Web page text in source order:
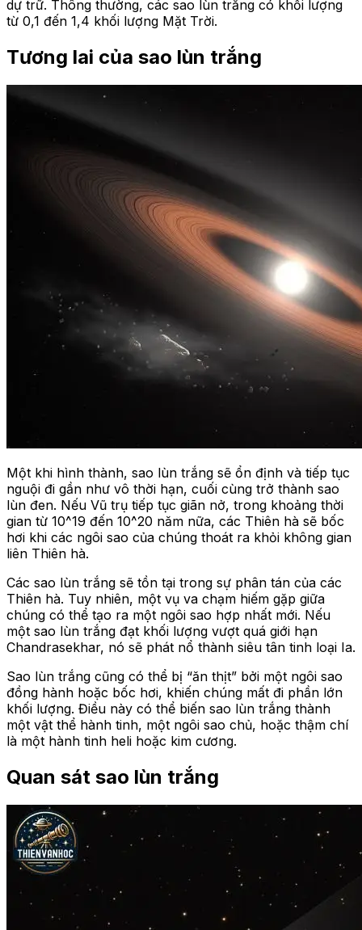
dự trữ. Thông thường, các sao lùn trắng có khối lượng
từ 0,1 đến 1,4 khối lượng Mặt Trời.
Tương lai của sao lùn trắng
Một khi hình thành, sao lùn trắng sẽ ổn định và tiếp tục
nguội đi gần như vô thời hạn, cuối cùng trở thành sao
lùn đen. Nếu Vũ trụ tiếp tục giãn nở, trong khoảng thời
gian từ 10^19 đến 10^20 năm nữa, các Thiên hà sẽ bốc
hơi khi các ngôi sao của chúng thoát ra khỏi không gian
liên Thiên hà.
Các sao lùn trắng sẽ tồn tại trong sự phân tán của các
Thiên hà. Tuy nhiên, một vụ va chạm hiếm gặp giữa
chúng có thể tạo ra một ngôi sao hợp nhất mới. Nếu
một sao lùn trắng đạt khối lượng vượt quá giới hạn
Chandrasekhar, nó sẽ phát nổ thành siêu tân tinh loại Ia.
Sao lùn trắng cũng có thể bị “ăn thịt” bởi một ngôi sao
đồng hành hoặc bốc hơi, khiến chúng mất đi phần lớn
khối lượng. Điều này có thể biến sao lùn trắng thành
một vật thể hành tinh, một ngôi sao chủ, hoặc thậm chí
là một hành tinh heli hoặc kim cương.
Quan sát sao lùn trắng